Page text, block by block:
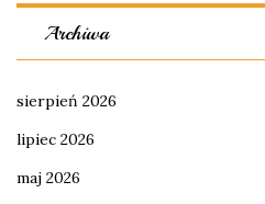
Archiwa
sierpień 2026
lipiec 2026
maj 2026